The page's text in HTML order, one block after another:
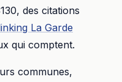
, des citations
La Garde
qui comptent.
communes,